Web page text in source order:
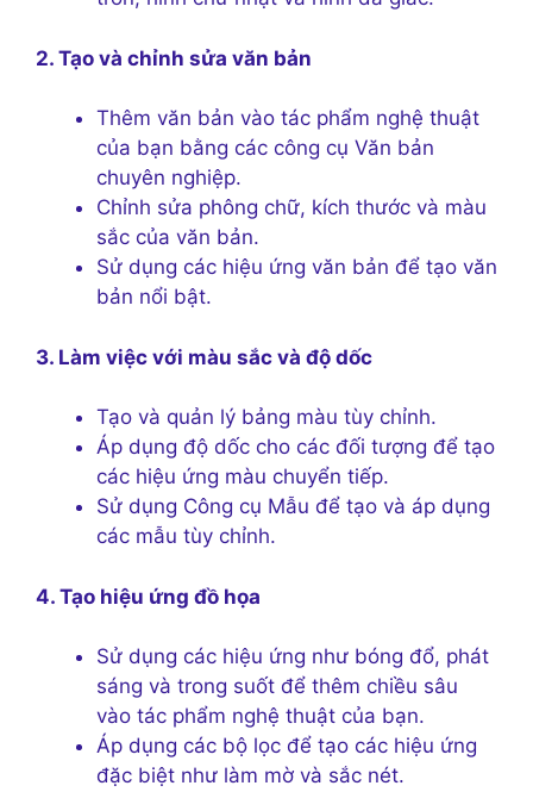
2. Tạo và chỉnh sửa văn bản
Thêm văn bản vào tác phẩm nghệ thuật
của bạn bằng các công cụ Văn bản
chuyên nghiệp.
Chỉnh sửa phông chữ, kích thước và màu
sắc của văn bản.
Sử dụng các hiệu ứng văn bản để tạo văn
bản nổi bật.
3. Làm việc với màu sắc và độ dốc
Tạo và quản lý bảng màu tùy chỉnh.
Áp dụng độ dốc cho các đối tượng để tạo
các hiệu ứng màu chuyển tiếp.
Sử dụng Công cụ Mẫu để tạo và áp dụng
các mẫu tùy chỉnh.
4. Tạo hiệu ứng đồ họa
Sử dụng các hiệu ứng như bóng đổ, phát
sáng và trong suốt để thêm chiều sâu
vào tác phẩm nghệ thuật của bạn.
Áp dụng các bộ lọc để tạo các hiệu ứng
đặc biệt như làm mờ và sắc nét.